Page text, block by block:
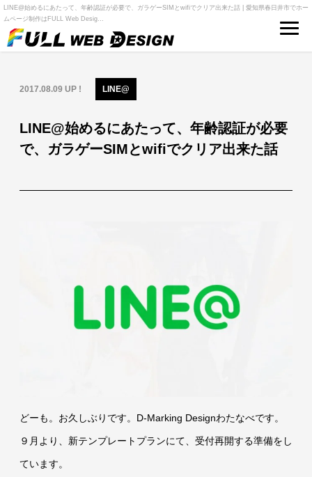
LINE@始めるにあたって、年齢認証が必要で、ガラゲーSIMとwifiでクリア出来た話 | 愛知県春日井市でホー
ムページ制作はFULL Web Desig…
2017.08.09 UP ! LINE@
LINE@始めるにあたって、年齢認証が必要
で、ガラゲーSIMとwifiでクリア出来た話
どーも。お久しぶりです。D-Marking Designわたなべです。
９月より、新テンプレートプランにて、受付再開する準備をし
ています。